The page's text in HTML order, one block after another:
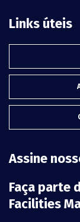
Links úteis
Assine
Faça parte
Facilities